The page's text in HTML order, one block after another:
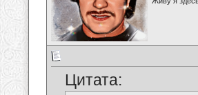
Цитата: